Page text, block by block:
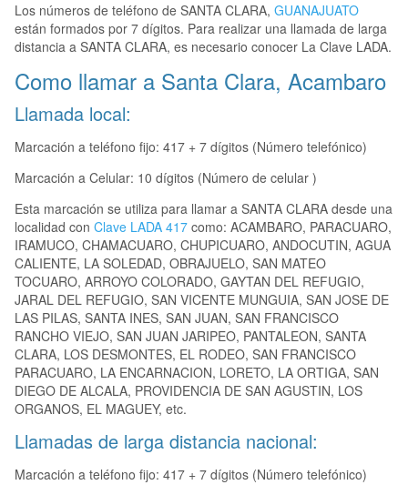
Los números de teléfono de SANTA CLARA, GUANAJUATO
están formados por 7 dígitos. Para realizar una llamada de larga
distancia a SANTA CLARA, es necesario conocer La Clave LADA.
Como llamar a Santa Clara, Acambaro
Llamada local:
Marcación a teléfono fijo: 417 + 7 dígitos (Número telefónico)
Marcación a Celular: 10 dígitos (Número de celular )
Esta marcación se utiliza para llamar a SANTA CLARA desde una
localidad con Clave LADA 417 como: ACAMBARO, PARACUARO,
IRAMUCO, CHAMACUARO, CHUPICUARO, ANDOCUTIN, AGUA
CALIENTE, LA SOLEDAD, OBRAJUELO, SAN MATEO
TOCUARO, ARROYO COLORADO, GAYTAN DEL REFUGIO,
JARAL DEL REFUGIO, SAN VICENTE MUNGUIA, SAN JOSE DE
LAS PILAS, SANTA INES, SAN JUAN, SAN FRANCISCO
RANCHO VIEJO, SAN JUAN JARIPEO, PANTALEON, SANTA
CLARA, LOS DESMONTES, EL RODEO, SAN FRANCISCO
PARACUARO, LA ENCARNACION, LORETO, LA ORTIGA, SAN
DIEGO DE ALCALA, PROVIDENCIA DE SAN AGUSTIN, LOS
ORGANOS, EL MAGUEY, etc.
Llamadas de larga distancia nacional:
Marcación a teléfono fijo: 417 + 7 dígitos (Número telefónico)